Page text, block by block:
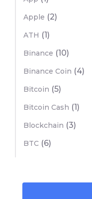
Apple (2)
ATH (1)
Binance (10)
Binance Coin (4)
Bitcoin (5)
Bitcoin Cash (1)
Blockchain (3)
BTC (6)